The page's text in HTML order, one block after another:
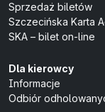
Sprzedaż biletów
Szczecińska Karta
SKA – bilet on-line
Dla kierowcy
Informacje
Odbiór